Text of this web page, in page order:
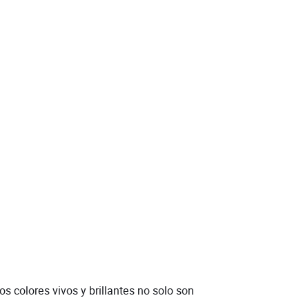
colores vivos y brillantes no solo son